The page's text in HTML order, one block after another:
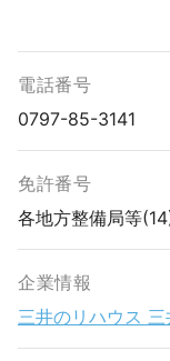
電話番号
0797-85-3141
免許番号
各地方整備局等
企業情報
三井のリハウス